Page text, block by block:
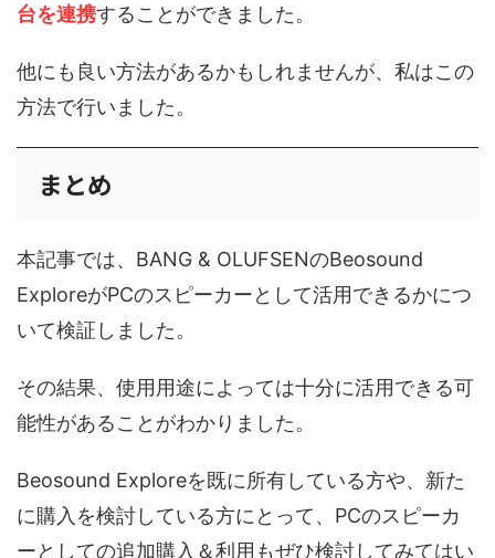
台を連携することができました。
他にも良い方法があるかもしれませんが、私はこの
方法で行いました。
まとめ
本記事では、BANG & OLUFSENのBeosound
ExploreがPCのスピーカーとして活用できるかにつ
いて検証しました。
その結果、使用用途によっては十分に活用できる可
能性があることがわかりました。
Beosound Exploreを既に所有している方や、新た
に購入を検討している方にとって、PCのスピーカ
ーとしての追加購入＆利用もぜひ検討してみてはい